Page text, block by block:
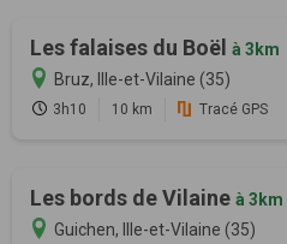
Les falaises du Boël à 3km
Bruz, Ille-et-Vilaine (35)
3h10 10 km Tracé GPS
Les bords de Vilaine à 3km
Guichen, Ille-et-Vilaine (35)